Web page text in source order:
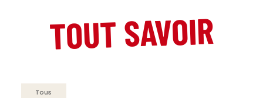
TOUT SAVOIR
Tous